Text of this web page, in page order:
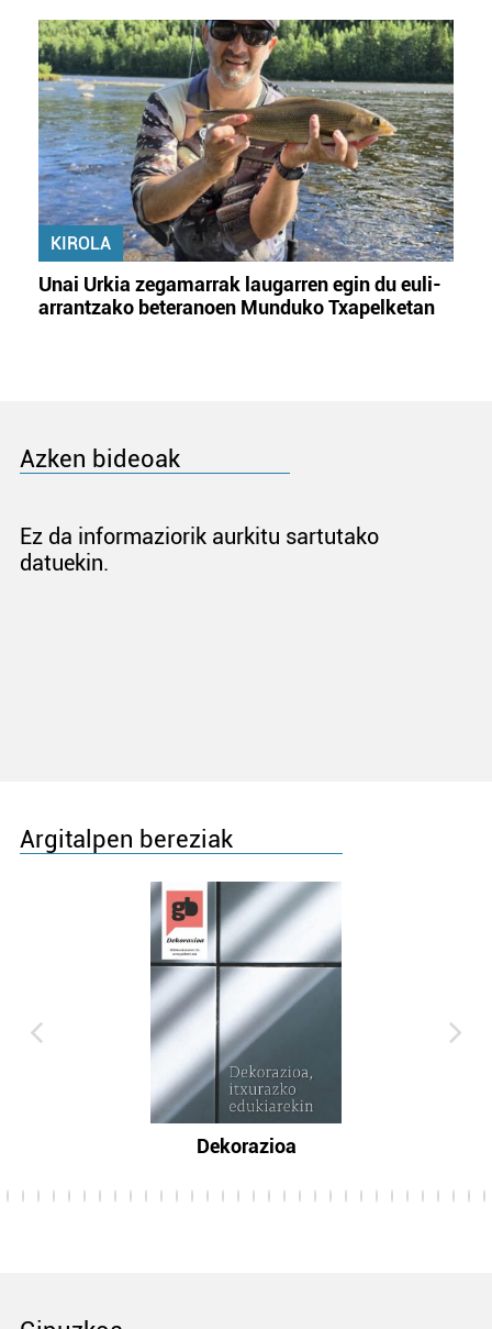
KIROLA
Unai Urkia zegamarrak laugarren egin du euli-
arrantzako beteranoen Munduko Txapelketan
Azken bideoak
Ez da informaziorik aurkitu sartutako
datuekin.
Argitalpen bereziak
Dekorazioa